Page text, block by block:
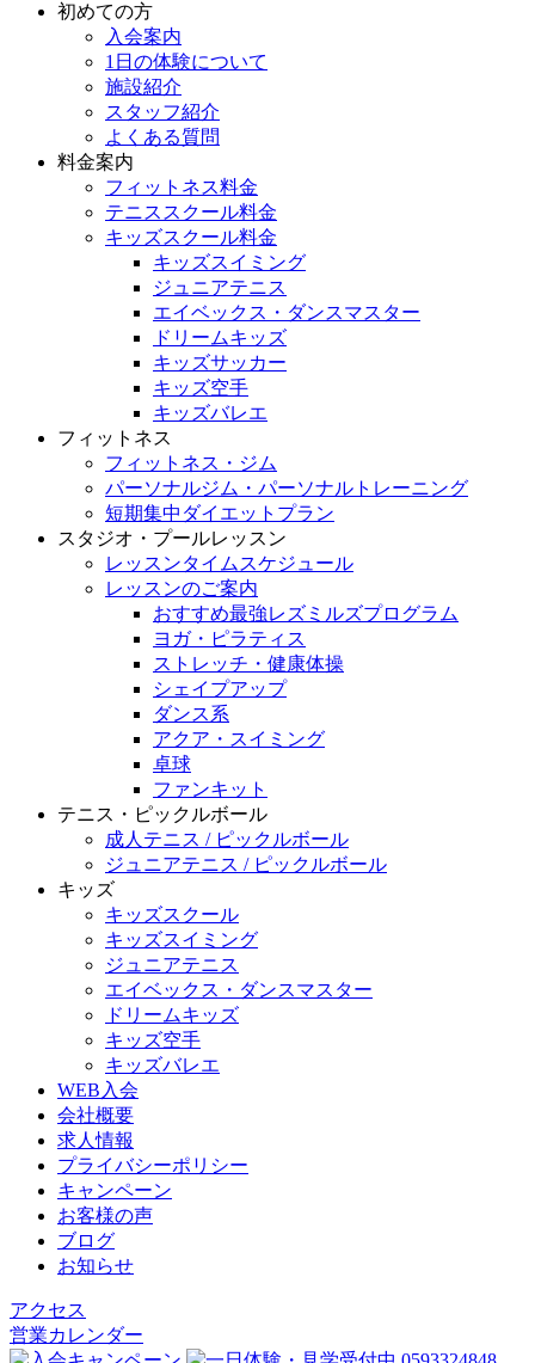
初めての方
入会案内
1日の体験について
施設紹介
スタッフ紹介
よくある質問
料金案内
フィットネス料金
テニススクール料金
キッズスクール料金
キッズスイミング
ジュニアテニス
エイベックス・ダンスマスター
ドリームキッズ
キッズサッカー
キッズ空手
キッズバレエ
フィットネス
フィットネス・ジム
パーソナルジム・パーソナルトレーニング
短期集中ダイエットプラン
スタジオ・プールレッスン
レッスンタイムスケジュール
レッスンのご案内
おすすめ最強レズミルズプログラム
ヨガ・ピラティス
ストレッチ・健康体操
シェイプアップ
ダンス系
アクア・スイミング
卓球
ファンキット
テニス・ピックルボール
成人テニス / ピックルボール
ジュニアテニス / ピックルボール
キッズ
キッズスクール
キッズスイミング
ジュニアテニス
エイベックス・ダンスマスター
ドリームキッズ
キッズ空手
キッズバレエ
WEB入会
会社概要
求人情報
プライバシーポリシー
キャンペーン
お客様の声
ブログ
お知らせ
アクセス
営業カレンダー